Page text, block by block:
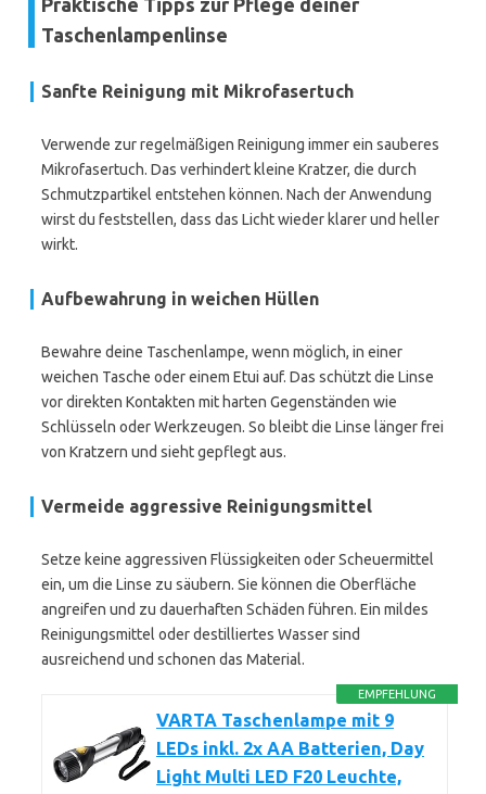
Praktische Tipps zur Pflege deiner
Taschenlampenlinse
Sanfte Reinigung mit Mikrofasertuch
Verwende zur regelmäßigen Reinigung immer ein sauberes
Mikrofasertuch. Das verhindert kleine Kratzer, die durch
Schmutzpartikel entstehen können. Nach der Anwendung
wirst du feststellen, dass das Licht wieder klarer und heller
wirkt.
Aufbewahrung in weichen Hüllen
Bewahre deine Taschenlampe, wenn möglich, in einer
weichen Tasche oder einem Etui auf. Das schützt die Linse
vor direkten Kontakten mit harten Gegenständen wie
Schlüsseln oder Werkzeugen. So bleibt die Linse länger frei
von Kratzern und sieht gepflegt aus.
Vermeide aggressive Reinigungsmittel
Setze keine aggressiven Flüssigkeiten oder Scheuermittel
ein, um die Linse zu säubern. Sie können die Oberfläche
angreifen und zu dauerhaften Schäden führen. Ein mildes
Reinigungsmittel oder destilliertes Wasser sind
ausreichend und schonen das Material.
EMPFEHLUNG
VARTA Taschenlampe mit 9
LEDs inkl. 2x AA Batterien, Day
Light Multi LED F20 Leuchte,